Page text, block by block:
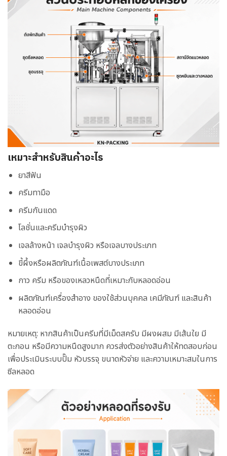
เหมาะสำหรับสินค้าอะไร
ยาสีฟัน
ครีมทามือ
ครีมกันแดด
โลชั่นและครีมบำรุงผิว
เจลล้างหน้า เจลบำรุงผิว หรือเจลบางประเภท
ขี้ผึ้งหรือผลิตภัณฑ์เนื้อเพสต์บางประเภท
กาว ครีม หรือของเหลวหนืดที่เหมาะกับหลอดอ่อน
ผลิตภัณฑ์เครื่องสำอาง ของใช้ส่วนบุคคล เคมีภัณฑ์ และสินค้า
หลอดอ่อน
หมายเหตุ: หากสินค้าเป็นครีมที่มีเม็ดสครับ มีผงผสม มีเส้นใย มี
ตะกอน หรือมีความหนืดสูงมาก ควรส่งตัวอย่างสินค้าให้ทดสอบก่อน
เพื่อประเมินระบบปั๊ม หัวบรรจุ ขนาดหัวจ่าย และความเหมาะสมในการ
ซีลหลอด